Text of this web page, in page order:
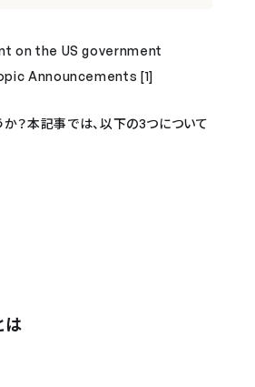
on the US government
Announcements [1]
？本記事では、以下の3つについて
は